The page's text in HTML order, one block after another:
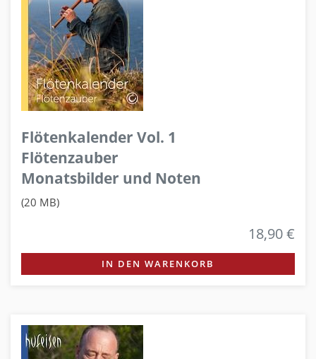
Flötenkalender Vol. 1
Flötenzauber
Monatsbilder und Noten
(20 MB)
18,90 €
IN DEN WARENKORB